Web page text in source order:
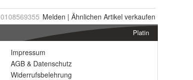
0108569355 Melden | Ähnlichen Artikel verkaufen
Platin
Impressum
AGB & Datenschutz
Widerrufsbelehrung